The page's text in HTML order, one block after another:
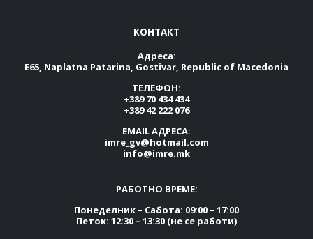
КОНТАКТ
Адреса:
E65, Naplatna Patarina, Gostivar, Republic of Macedonia
ТЕЛЕФОН:
+389 70 434 434
+389 42 222 076
EMAIL АДРЕСА:
imre_gv@hotmail.com
info@imre.mk
РАБОТНО ВРЕМЕ:
Понеделник – Сабота: 09:00 – 17:00
Петок: 12:30 – 13:30 (не се работи)